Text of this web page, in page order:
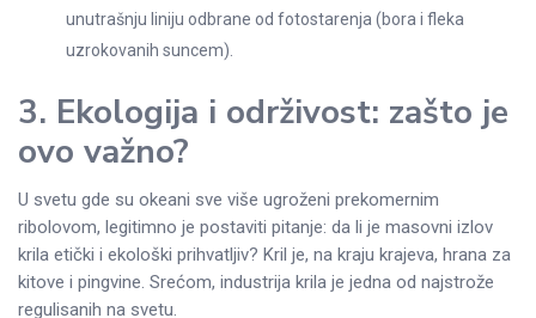
unutrašnju liniju odbrane od fotostarenja (bora i fleka
uzrokovanih suncem).
3. Ekologija i održivost: zašto je
ovo važno?
U svetu gde su okeani sve više ugroženi prekomernim
ribolovom, legitimno je postaviti pitanje: da li je masovni izlov
krila etički i ekološki prihvatljiv? Kril je, na kraju krajeva, hrana za
kitove i pingvine. Srećom, industrija krila je jedna od najstrože
regulisanih na svetu.